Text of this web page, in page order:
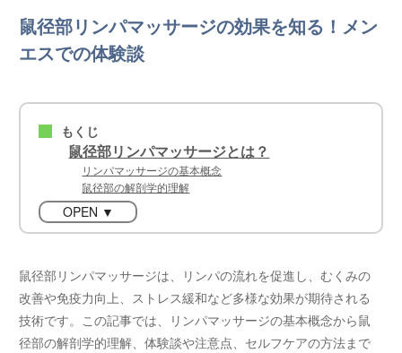
鼠径部リンパマッサージの効果を知る！メン
エスでの体験談
■ もくじ
鼠径部リンパマッサージとは？
リンパマッサージの基本概念
鼠径部の解剖学的理解
OPEN ▼
鼠径部リンパマッサージは、リンパの流れを促進し、むくみの
改善や免疫力向上、ストレス緩和など多様な効果が期待される
技術です。この記事では、リンパマッサージの基本概念から鼠
径部の解剖学的理解、体験談や注意点、セルフケアの方法まで